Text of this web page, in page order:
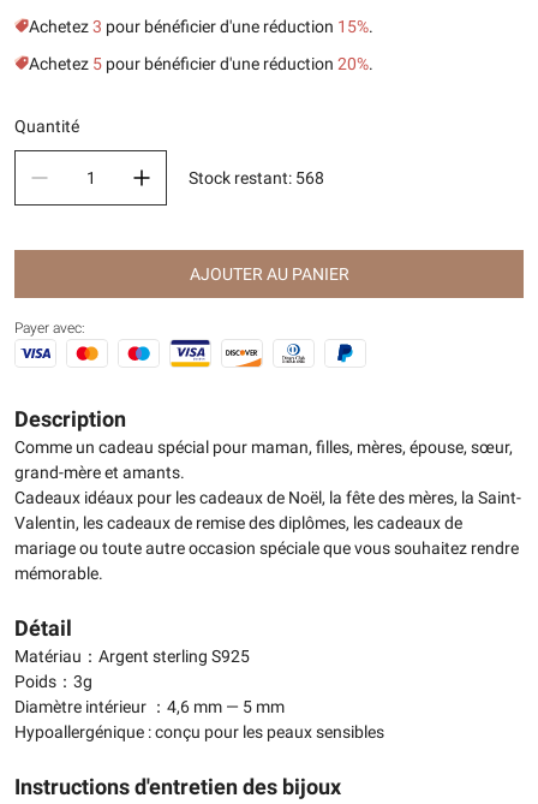
Achetez3 pour bénéficier d'une réduction 15%.
Achetez 5 pour bénéficier d'une réduction 20%.
Quantité
Stock restant: 568
AJOUTER AU PANIER
Payer avec:
Description
Comme un cadeau spécial pour maman, filles, mères, épouse, sœur,
grand-mère et amants.
Cadeaux idéaux pour les cadeaux de Noël, la fête des mères, la Saint-
Valentin, les cadeaux de remise des diplômes, les cadeaux de
mariage ou toute autre occasion spéciale que vous souhaitez rendre
mémorable.
Détail
Matériau：Argent sterling S925
Poids：3g
Diamètre intérieur ：4,6 mm — 5 mm
Hypoallergénique : conçu pour les peaux sensibles
Instructions d'entretien des bijoux